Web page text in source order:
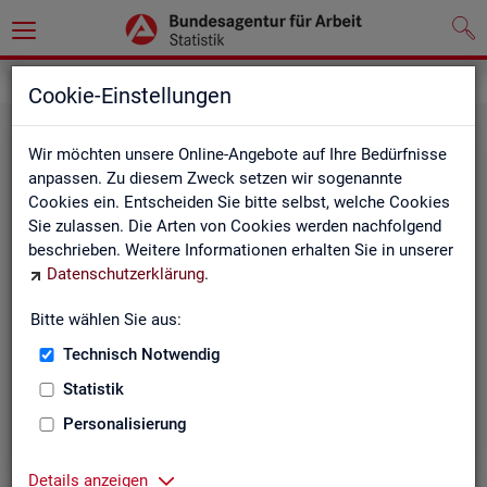
Cookie-Einstellungen
Wir möchten unsere Online-Angebote auf Ihre Bedürfnisse
anpassen. Zu diesem Zweck setzen wir sogenannte
Cookies ein. Entscheiden Sie bitte selbst, welche Cookies
Sie zulassen. Die Arten von Cookies werden nachfolgend
beschrieben. Weitere Informationen erhalten Sie in unserer
Datenschutzerklärung.
Bitte wählen Sie aus:
Technisch Notwendig
Statistik
Personalisierung
Details anzeigen
Hier stehen unsere Basisgrundlagen:
Kurzinformationen, Glossar, Kennzahlensteckbriefe,